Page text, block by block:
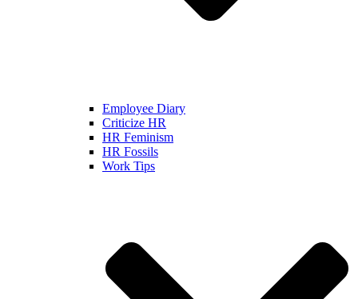
Employee Diary
Criticize HR
HR Feminism
HR Fossils
Work Tips